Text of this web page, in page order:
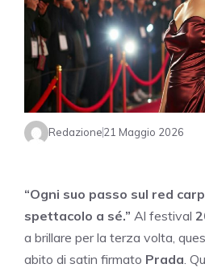
Redazione21 Maggio 2026
“Ogni suo passo sul red
spettacolo a sé.” Al festival
a brillare per la terza volta,
abito di satin firmato Prada .